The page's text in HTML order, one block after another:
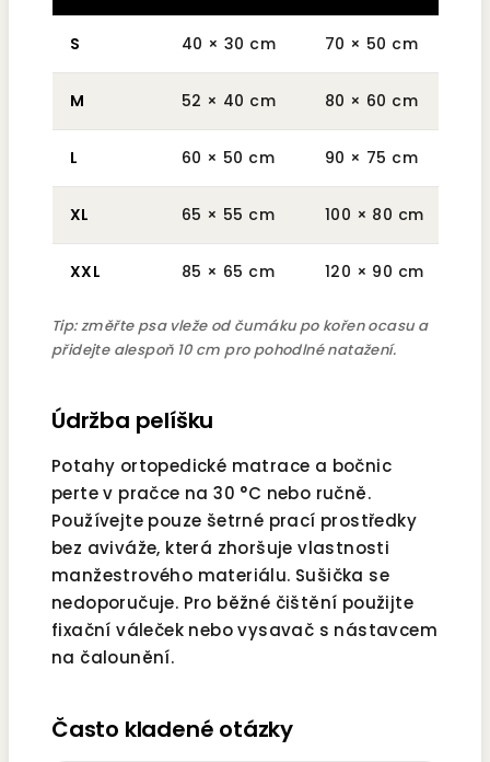
S 40 × 30 cm 70 × 50 cm
M 52 × 40 cm 80 × 60 cm
L 60 × 50 cm 90 × 75 cm
XL 65 × 55 cm 100 × 80 cm
XXL 85 × 65 cm 120 × 90 cm
Tip: změřte psa vleže od čumáku po kořen ocasu a
přidejte alespoň 10 cm pro pohodlné natažení.
Údržba pelíšku
Potahy ortopedické matrace a bočnic
perte v pračce na 30 °C nebo ručně.
Používejte pouze šetrné prací prostředky
bez aviváže, která zhoršuje vlastnosti
manžestrového materiálu. Sušička se
nedoporučuje. Pro běžné čištění použijte
fixační váleček nebo vysavač s nástavcem
na čalounění.
Často kladené otázky